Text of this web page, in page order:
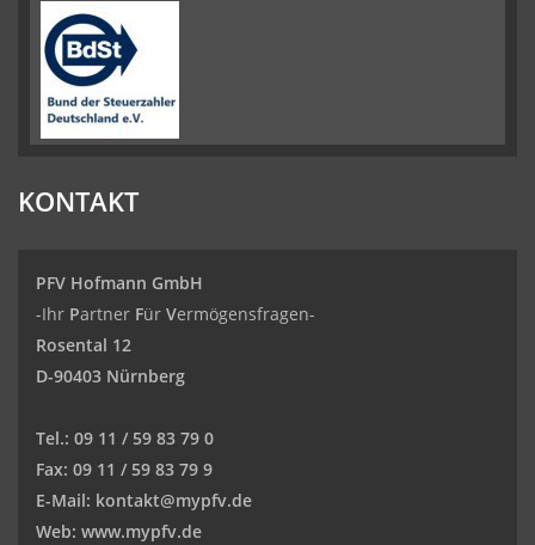
KONTAKT
PFV Hofmann GmbH
-Ihr Partner Für Vermögensfragen-
Rosental 12
D-90403 Nürnberg
Tel.: 09 11 / 59 83 79 0
Fax: 09 11 / 59 83 79 9
E-Mail: kontakt@mypfv.de
Web: www.mypfv.de